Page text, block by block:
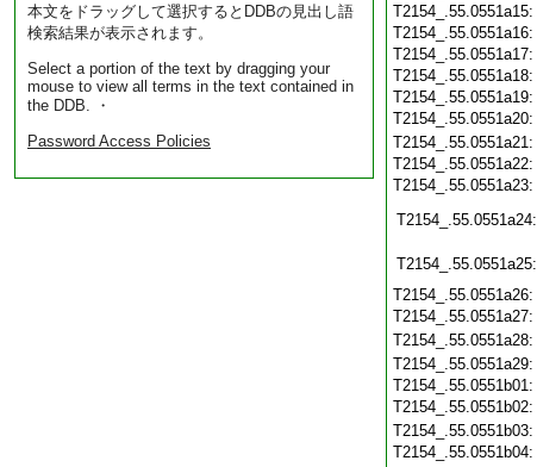
本文をドラッグして選択するとDDBの見出し語
検索結果が表示されます。
Select a portion of the text by dragging your
mouse to view all terms in the text contained in
the DDB. ・
Password Access Policies
T2154_.55.0551a15:
T2154_.55.0551a16:
T2154_.55.0551a17:
T2154_.55.0551a18:
T2154_.55.0551a19:
T2154_.55.0551a20:
T2154_.55.0551a21:
T2154_.55.0551a22:
T2154_.55.0551a23:
T2154_.55.0551a24:
T2154_.55.0551a25:
T2154_.55.0551a26:
T2154_.55.0551a27:
T2154_.55.0551a28:
T2154_.55.0551a29:
T2154_.55.0551b01:
T2154_.55.0551b02:
T2154_.55.0551b03:
T2154_.55.0551b04: